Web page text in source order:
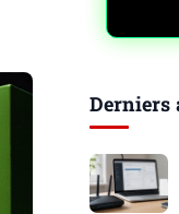
Derniers